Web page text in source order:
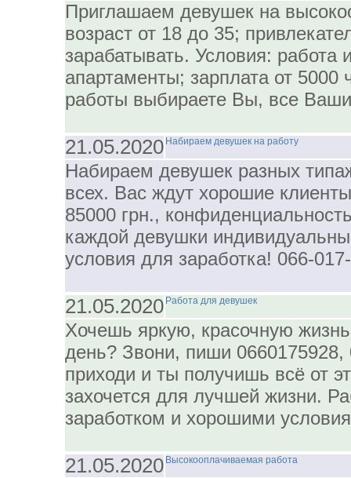
Приглашаем девушек на
возраст от 18 до 35;
зарабатывать. Условия: работа
апартаменты; зарплата от
работы выбираете Вы, все
21.05.2020 Набираем девушек на работу
Набираем девушек разных
всех. Вас ждут хорошие
85000 грн.,
каждой девушки
условия для заработка! 066-
21.05.2020 Работа для девушек
Хочешь яркую, красочную
день? Звони, пиши 0660175928,
приходи и ты получишь всё от
захочется для лучшей жизни.
заработком и хорошими
21.05.2020 Высокооплачиваемая работа